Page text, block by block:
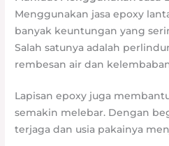
Menggunakan jasa epoxy
banyak keuntungan yang
Salah satunya adalah
rembesan air dan
Lapisan epoxy juga
semakin melebar. Dengan
terjaga dan usia pakainya